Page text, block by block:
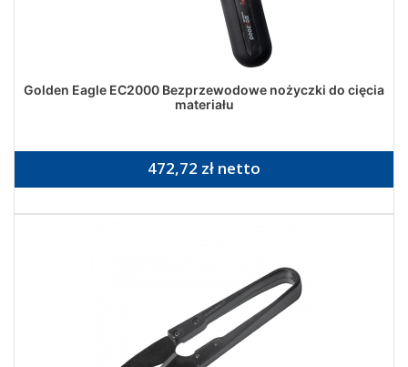
Golden Eagle EC2000 Bezprzewodowe nożyczki do cięcia
materiału
472,72 zł netto